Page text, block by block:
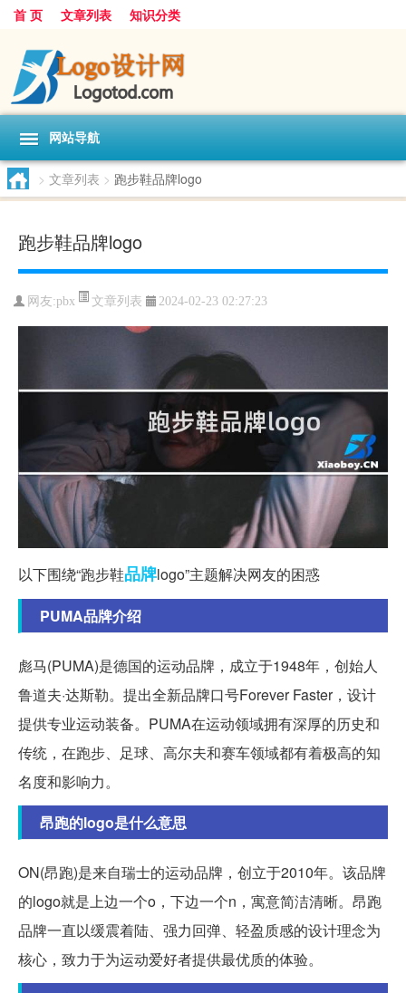
首 页 文章列表 知识分类
网站导航
> 文章列表 > 跑步鞋品牌logo
跑步鞋品牌logo
网友:pbx 文章列表 2024-02-23 02:27:23
以下围绕“跑步鞋品牌logo”主题解决网友的困惑
PUMA品牌介绍
彪马(PUMA)是德国的运动品牌，成立于1948年，创始人
鲁道夫·达斯勒。提出全新品牌口号Forever Faster，设计
提供专业运动装备。PUMA在运动领域拥有深厚的历史和
传统，在跑步、足球、高尔夫和赛车领域都有着极高的知
名度和影响力。
昂跑的logo是什么意思
ON(昂跑)是来自瑞士的运动品牌，创立于2010年。该品牌
的logo就是上边一个o，下边一个n，寓意简洁清晰。昂跑
品牌一直以缓震着陆、强力回弹、轻盈质感的设计理念为
核心，致力于为运动爱好者提供最优质的体验。